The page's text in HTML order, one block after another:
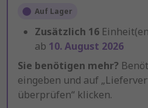
Auf Lager
Zusätzlich 16
ab 10. August 2026
Sie benötigen mehr?
eingeben und auf
überprüfen“ klicken.